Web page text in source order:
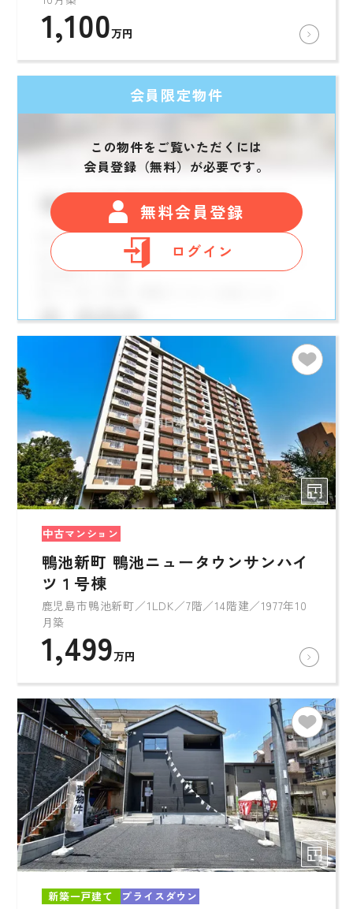
1,100万円
会員限定物件
この物件をご覧いただくには
会員登録（無料）が必要です。
無料会員登録
ログイン
中古マンション
鴨池新町 鴨池ニュータウンサンハイ
ツ１号棟
鹿児島市鴨池新町／1LDK／7階／14階建／1977年10
月築
1,499万円
新築一戸建て プライスダウン